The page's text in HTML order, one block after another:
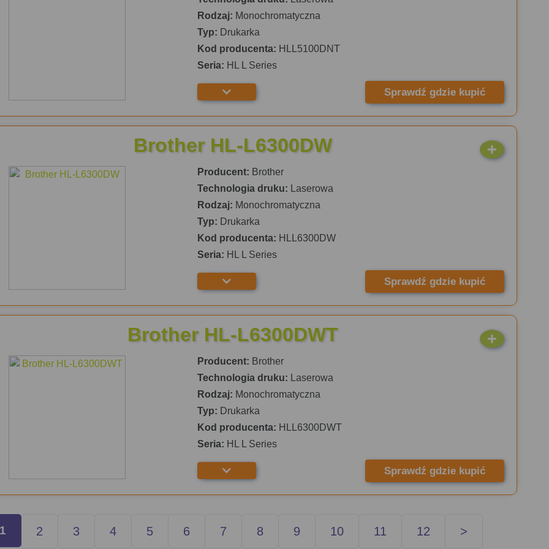
Rodzaj: Monochromatyczna
Typ: Drukarka
Kod producenta: HLL5100DNT
Seria: HL L Series
Sprawdź gdzie kupić
Brother HL-L6300DW
Producent: Brother
Technologia druku: Laserowa
Rodzaj: Monochromatyczna
Typ: Drukarka
Kod producenta: HLL6300DW
Seria: HL L Series
Sprawdź gdzie kupić
Brother HL-L6300DWT
Producent: Brother
Technologia druku: Laserowa
Rodzaj: Monochromatyczna
Typ: Drukarka
Kod producenta: HLL6300DWT
Seria: HL L Series
Sprawdź gdzie kupić
2 3 4 5 6 7 8 9 10 11 12 >